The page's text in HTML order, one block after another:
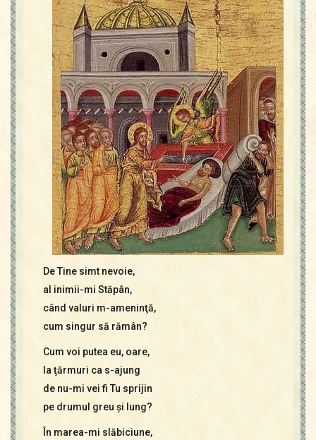
Icoane
Mărgăritare
Calendar
Glosar
Repere
Contact
De Tine simt nevoie,
al inimii-mi Stăpân,
când valuri m-ameninţă,
cum singur să rămân?
Cum voi putea eu, oare,
la ţărmuri ca s-ajung
de nu-mi vei fi Tu sprijin
pe drumul greu şi lung?
În marea-mi slăbiciune,